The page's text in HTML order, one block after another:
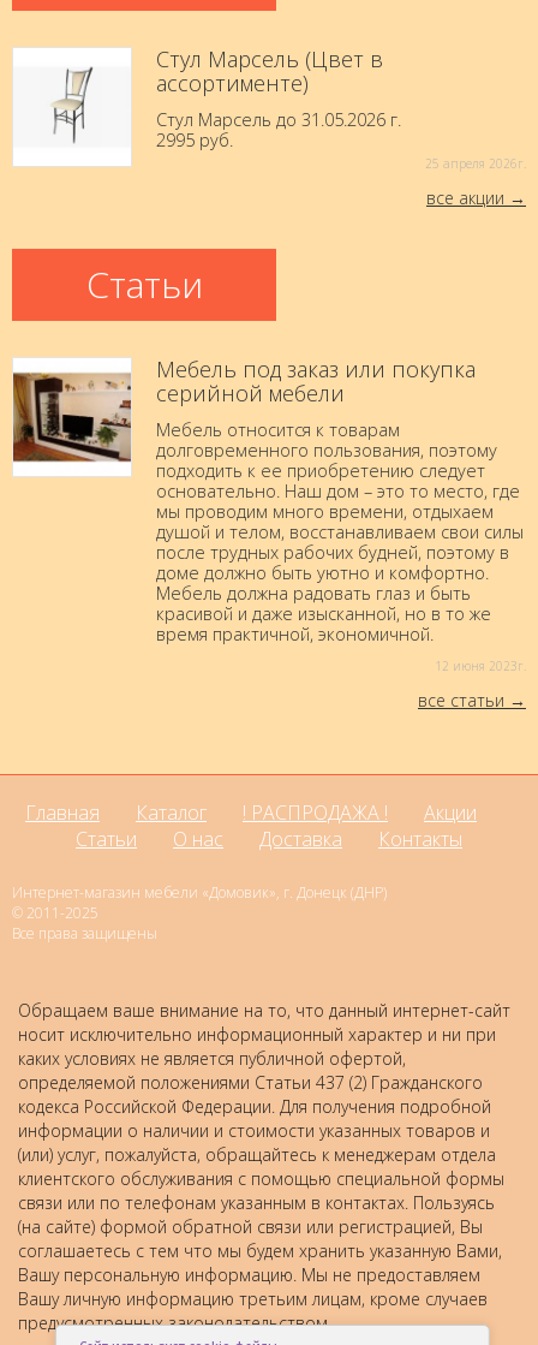
Стул Марсель (Цвет в
ассортименте)
Стул Марсель до 31.05.2026 г.
2995 руб.
25 aпреля 2026г.
все акции
Статьи
Мебель под заказ или покупка
серийной мебели
Мебель относится к товарам
долговременного пользования, поэтому
подходить к ее приобретению следует
основательно. Наш дом – это то место, где
мы проводим много времени, отдыхаем
душой и телом, восстанавливаем свои силы
после трудных рабочих будней, поэтому в
доме должно быть уютно и комфортно.
Мебель должна радовать глаз и быть
красивой и даже изысканной, но в то же
время практичной, экономичной.
12 июня 2023г.
все статьи
Главная Каталог ! РАСПРОДАЖА !
Акции
Статьи
О нас Доставка Контакты
Интернет-магазин мебели «Домовик», г. Донецк (ДНР)
© 2011-2025
Все права защищены
Обращаем ваше внимание на то, что данный интернет-сайт
носит исключительно информационный характер и ни при
каких условиях не является публичной офертой,
определяемой положениями Статьи 437 (2) Гражданского
кодекса Российской Федерации. Для получения подробной
информации о наличии и стоимости указанных товаров и
(или) услуг, пожалуйста, обращайтесь к менеджерам отдела
клиентского обслуживания с помощью специальной формы
связи или по телефонам указанным в контактах. Пользуясь
(на сайте) формой обратной связи или регистрацией, Вы
соглашаетесь с тем что мы будем хранить указанную Вами,
Вашу персональную информацию. Мы не предоставляем
Вашу личную информацию третьим лицам, кроме случаев
предусмотренных законодательством.